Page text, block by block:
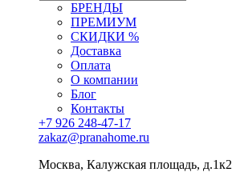
БРЕНДЫ
ПРЕМИУМ
СКИДКИ %
Доставка
Оплата
О компании
Блог
Контакты
+7 926 248-47-17
zakaz@pranahome.ru
Москва, Калужская площадь, д.1к2